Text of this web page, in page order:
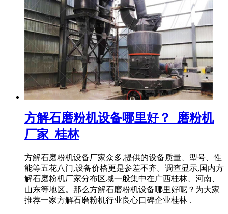
方解石磨粉机设备哪里好？_磨粉机
厂家_桂林
方解石磨粉机设备厂家众多,提供的设备质量、型号、性
能等五花八门,设备价格更是参差不齐。调查显示,国内方
解石磨粉机厂家分布区域一般集中在广西桂林、河南、
山东等地区。那么方解石磨粉机设备哪里好呢？为大家
推荐一家方解石磨粉机行业良心口碑企业桂林 .